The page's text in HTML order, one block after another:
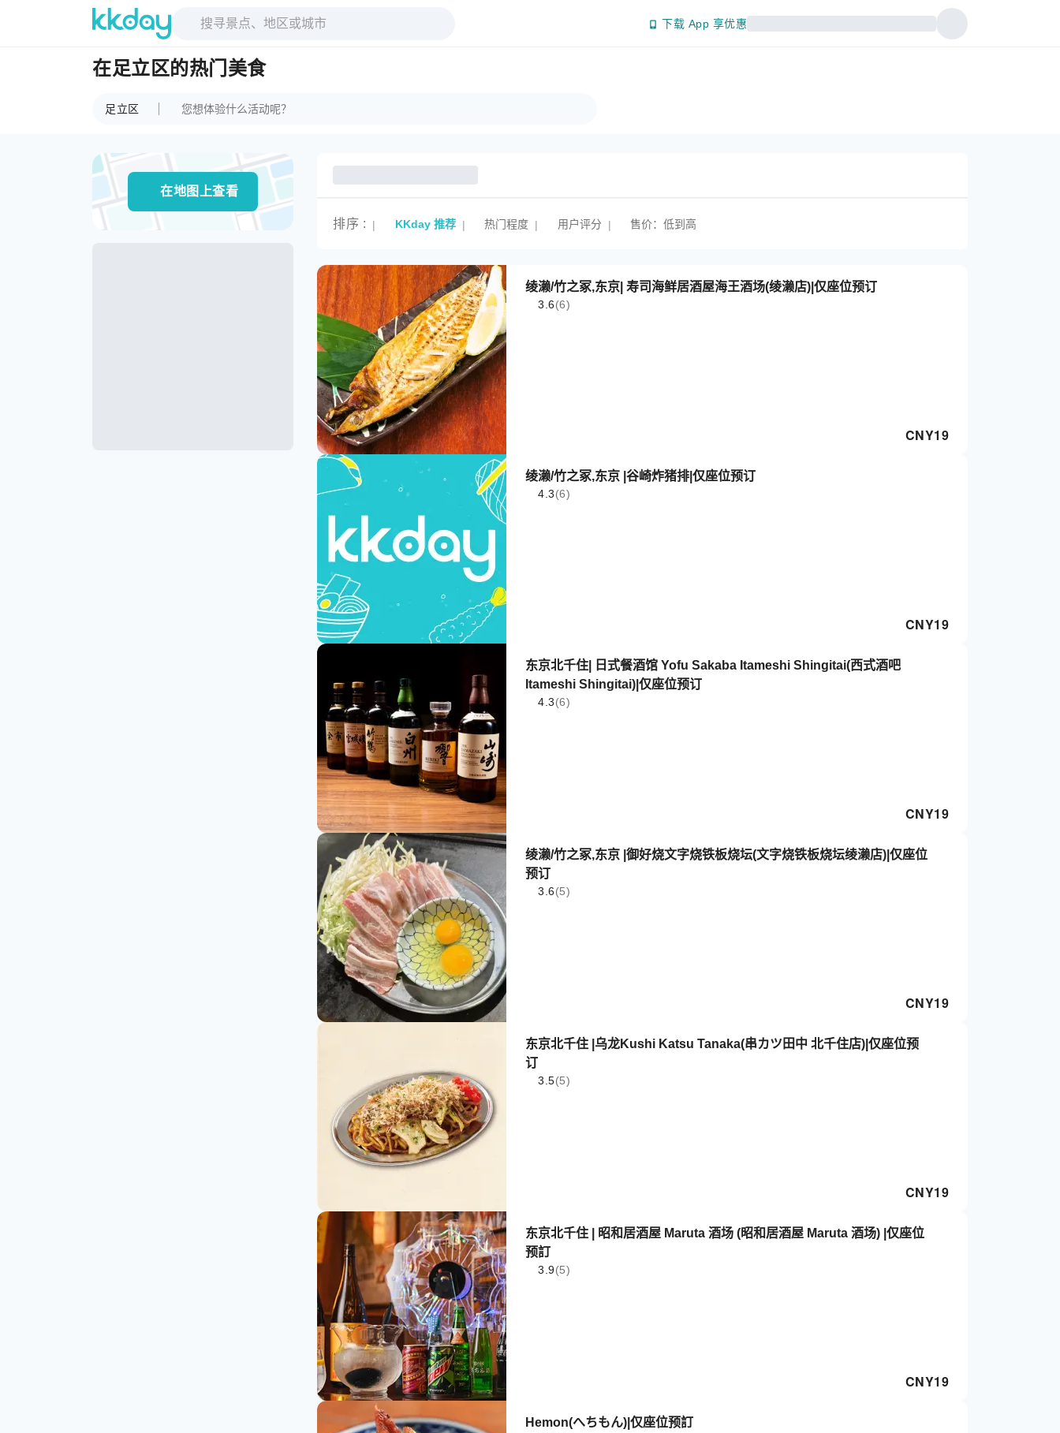
下载 App 享优惠
在足立区的热门美食
足立区
在地图上查看
排序 : | KKday 推荐 | 热门程度 | 用户评分 | 售价：低到高
绫濑/竹之冢,东京| 寿司海鲜居酒屋海王酒场(绫濑店)|仅座位预订
3.6(6)
CNY19
绫濑/竹之冢,东京 |谷崎炸猪排|仅座位预订
4.3(6)
CNY19
东京北千住| 日式餐酒馆 Yofu Sakaba Itameshi Shingitai(西式酒吧
Itameshi Shingitai)|仅座位预订
4.3(6)
CNY19
绫濑/竹之冢,东京 |御好烧文字烧铁板烧坛(文字烧铁板烧坛绫濑店)|仅座位
预订
3.6(5)
CNY19
东京北千住 |乌龙Kushi Katsu Tanaka(串カツ田中 北千住店)|仅座位预
订
3.5(5)
CNY19
东京北千住 | 昭和居酒屋 Maruta 酒场 (昭和居酒屋 Maruta 酒场) |仅座位
预訂
3.9(5)
CNY19
Hemon(へちもん)|仅座位预訂